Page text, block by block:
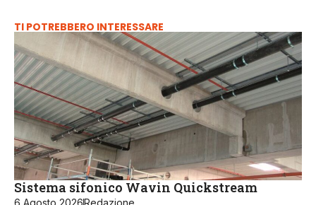
TI POTREBBERO INTERESSARE
Sistema sifonico Wavin Quickstream
6 Agosto 2026Redazione